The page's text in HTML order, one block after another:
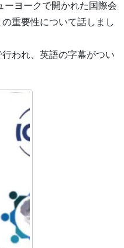
ーヨークで開かれた国際会
重要性について話しまし
われ、英語の字幕がつい